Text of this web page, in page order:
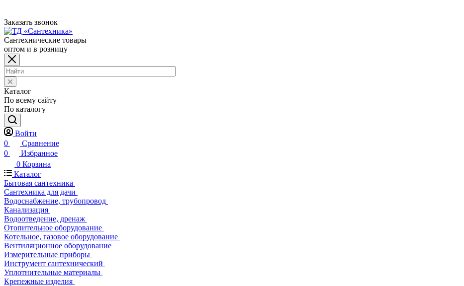
Заказать звонок
Сантехнические товары
оптом и в розницу
Каталог
По всему сайту
По каталогу
Войти
0
Сравнение
0
Избранное
0 Корзина
Каталог
Бытовая сантехника
Сантехника для дачи
Водоснабжение, трубопровод
Канализация
Водоотведение, дренаж
Отопительное оборудование
Котельное, газовое оборудование
Вентиляционное оборудование
Измерительные приборы
Инструмент сантехнический
Уплотнительные материалы
Крепежные изделия